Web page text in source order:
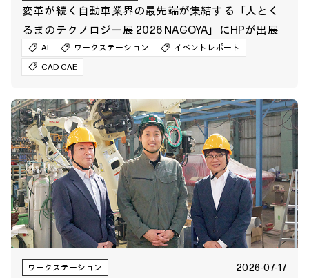
変革が続く自動車業界の最先端が集結する「人とく
るまのテクノロジー展 2026 NAGOYA」にHPが出展
AI ワークステーション
イベントレポート
CAD CAE
ワークステーション 2026-07-17